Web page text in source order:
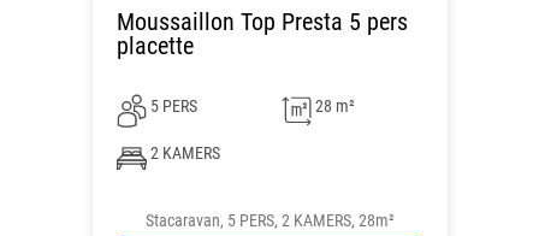
Moussaillon Top Presta 5 pers
placette
5 PERS 28 m²
2 KAMERS
Stacaravan, 5 PERS, 2 KAMERS, 28m²